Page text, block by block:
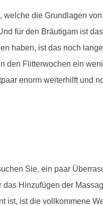
welche die Grundlagen
für den Bräutigam ist
haben, ist das noch
den Flitterwochen ein
enorm weiterhilft und
Sie, ein paar
das Hinzufügen der
ist, ist die vollkommene